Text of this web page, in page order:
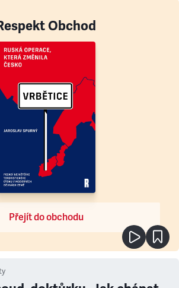
Obchod
Přejít do obchodu